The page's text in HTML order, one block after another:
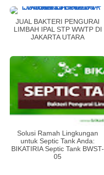
JUAL BAKTERI PENGURAI
LIMBAH IPAL STP WWTP DI
JAKARTA UTARA
Solusi Ramah Lingkungan
untuk Septic Tank Anda:
BIKATIRIA Septic Tank BWST-
05